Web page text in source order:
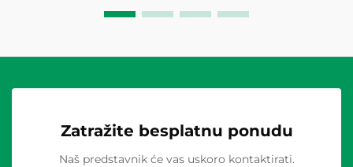
Zatražite besplatnu ponudu
Naš predstavnik će vas uskoro kontaktirati.